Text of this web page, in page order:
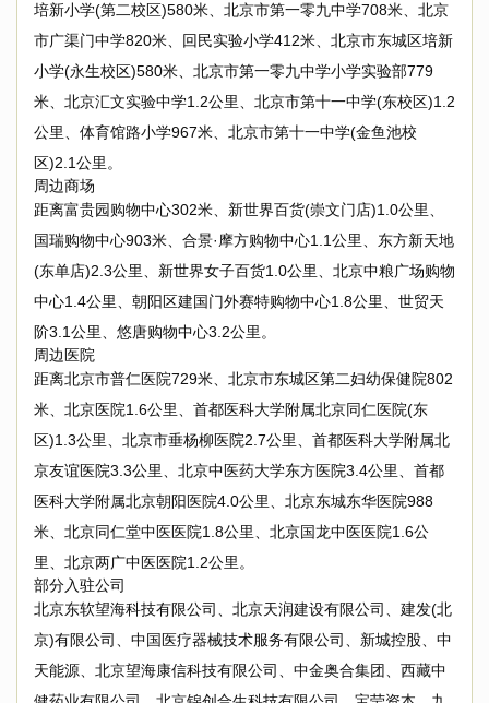
培新小学(第二校区)580米、北京市第一零九中学708米、北京
市广渠门中学820米、回民实验小学412米、北京市东城区培新
小学(永生校区)580米、北京市第一零九中学小学实验部779
米、北京汇文实验中学1.2公里、北京市第十一中学(东校区)1.2
公里、体育馆路小学967米、北京市第十一中学(金鱼池校
区)2.1公里。
周边商场
距离富贵园购物中心302米、新世界百货(崇文门店)1.0公里、
国瑞购物中心903米、合景·摩方购物中心1.1公里、东方新天地
(东单店)2.3公里、新世界女子百货1.0公里、北京中粮广场购物
中心1.4公里、朝阳区建国门外赛特购物中心1.8公里、世贸天
阶3.1公里、悠唐购物中心3.2公里。
周边医院
距离北京市普仁医院729米、北京市东城区第二妇幼保健院802
米、北京医院1.6公里、首都医科大学附属北京同仁医院(东
区)1.3公里、北京市垂杨柳医院2.7公里、首都医科大学附属北
京友谊医院3.3公里、北京中医药大学东方医院3.4公里、首都
医科大学附属北京朝阳医院4.0公里、北京东城东华医院988
米、北京同仁堂中医医院1.8公里、北京国龙中医医院1.6公
里、北京两广中医医院1.2公里。
部分入驻公司
北京东软望海科技有限公司、北京天润建设有限公司、建发(北
京)有限公司、中国医疗器械技术服务有限公司、新城控股、中
天能源、北京望海康信科技有限公司、中金奥合集团、西藏中